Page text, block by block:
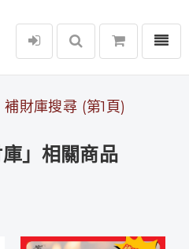
選單
補財庫搜尋 (第1頁)
」相關商品